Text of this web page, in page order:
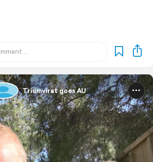
Triumvirat goes AU